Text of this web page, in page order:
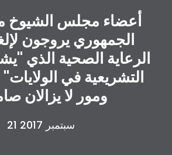
أعضاء مجلس الشيوخ
الجمهوري يروجون
الرعاية الصحية الذي
التشريعية في
ومور لا يزالان
21 سبتمبر 2017